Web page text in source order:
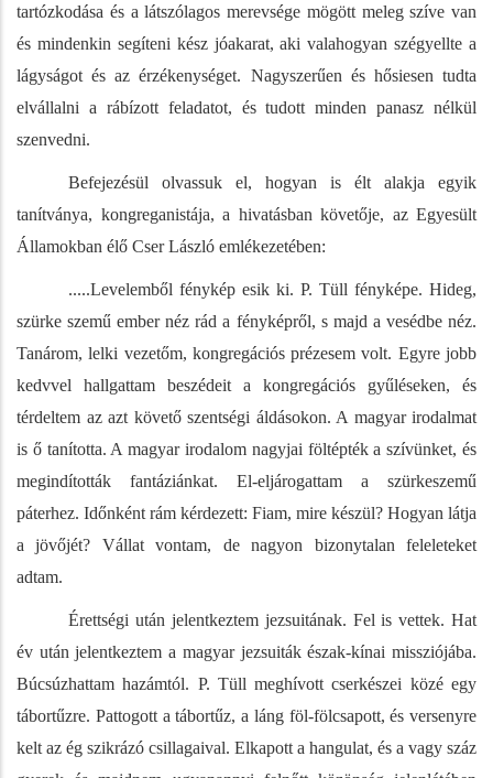
tartózkodása és a látszólagos merevsége mögött meleg szíve van
és mindenkin segíteni kész jóakarat, aki valahogyan szégyellte a
lágyságot és az érzékenységet. Nagyszerűen és hősiesen tudta
elvállalni a rábízott feladatot, és tudott minden panasz nélkül
szenvedni.
Befejezésül olvassuk el, hogyan is élt alakja egyik
tanítványa, kongreganistája, a hivatásban követője, az Egyesült
Államokban élő Cser László emlékezetében:
.....Levelemből fénykép esik ki. P. Tüll fényképe. Hideg,
szürke szemű ember néz rád a fényképről, s majd a vesédbe néz.
Tanárom, lelki vezetőm, kongregációs prézesem volt. Egyre jobb
kedvvel hallgattam beszédeit a kongregációs gyűléseken, és
térdeltem az azt követő szentségi áldásokon. A magyar irodalmat
is ő tanította. A magyar irodalom nagyjai föltépték a szívünket, és
megindították fantáziánkat. El-eljárogattam a szürkeszemű
páterhez. Időnként rám kérdezett: Fiam, mire készül? Hogyan látja
a jövőjét? Vállat vontam, de nagyon bizonytalan feleleteket
adtam.
Érettségi után jelentkeztem jezsuitának. Fel is vettek. Hat
év után jelentkeztem a magyar jezsuiták észak-kínai missziójába.
Búcsúzhattam hazámtól. P. Tüll meghívott cserkészei közé egy
tábortűzre. Pattogott a tábortűz, a láng föl-fölcsapott, és versenyre
kelt az ég szikrázó csillagaival. Elkapott a hangulat, és a vagy száz